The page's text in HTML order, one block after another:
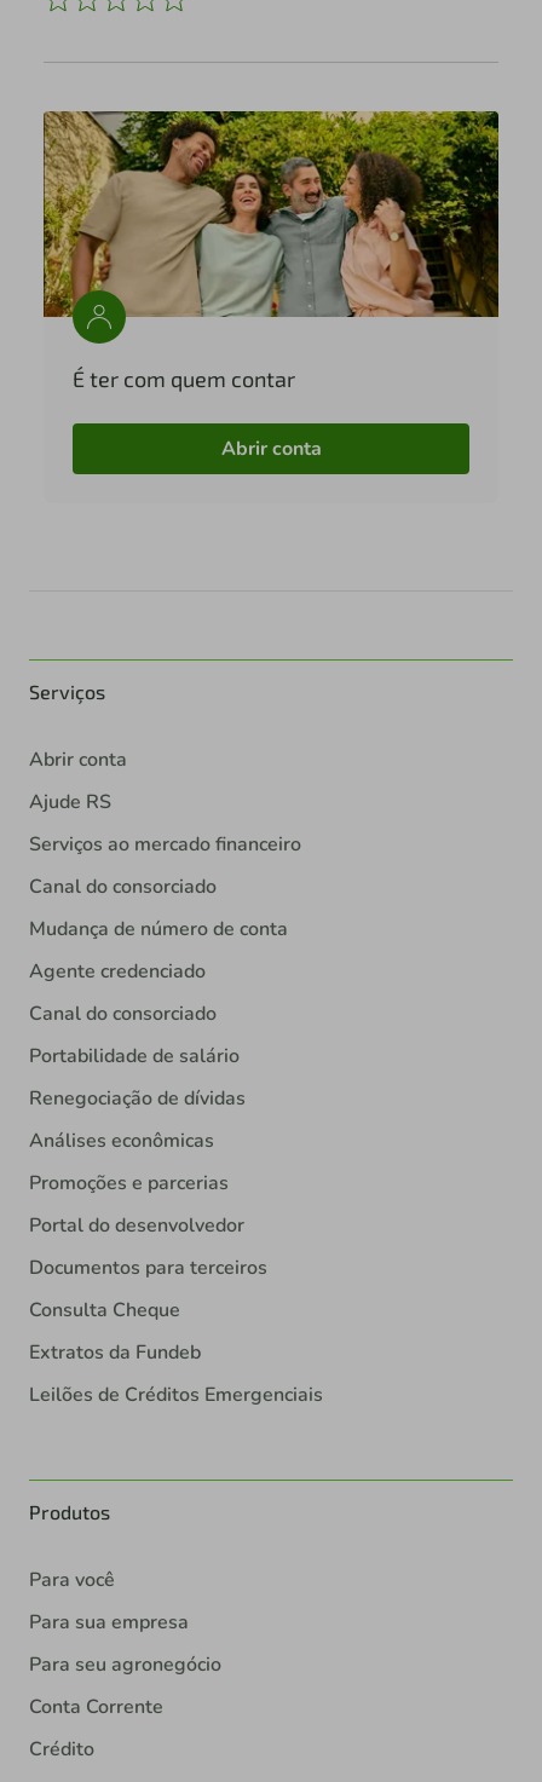
É ter com quem contar
Abrir conta
Serviços
Abrir conta
Ajude RS
Serviços ao mercado financeiro
Canal do consorciado
Mudança de número de conta
Agente credenciado
Canal do consorciado
Portabilidade de salário
Renegociação de dívidas
Análises econômicas
Promoções e parcerias
Portal do desenvolvedor
Documentos para terceiros
Consulta Cheque
Extratos da Fundeb
Leilões de Créditos Emergenciais
Produtos
Para você
Para sua empresa
Para seu agronegócio
Conta Corrente
Crédito